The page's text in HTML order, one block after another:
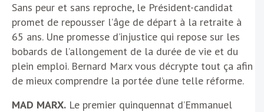
Sans peur et sans reproche, le Président-candidat
promet de repousser l’âge de départ à la retraite à
65 ans. Une promesse d’injustice qui repose sur les
bobards de l’allongement de la durée de vie et du
plein emploi. Bernard Marx vous décrypte tout ça afin
de mieux comprendre la portée d’une telle réforme.
MAD MARX. Le premier quinquennat d’Emmanuel